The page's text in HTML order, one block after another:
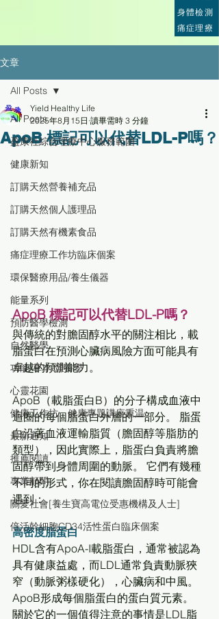
身體檢測
痛症理療
文章
All Posts
盈康社綜合理療中心服務範圍
健康新知
訂購天然營養補充品
訂購天然個人護理品
訂購天然有機素食品
痛症理療工作坊臨床個案
環保醫療用品/養生儀器
能量系列
預防醫學檢測
自然醫學
功能/草本/營養學
心靈花園
健康工作坊、健康專題講座重温
最新通知
推薦閱讀
專業顧問
關愛社會[養生寶高電位受惠機構及人士]
倍活幹細胞CD34活性蛋白臨床個案
All Posts
ApoB 標記可以代替LDL-P嗎？
Yield Healthy Life
2025年8月15日 讀畢需時 3 分鐘
ApoB 標記可以代替LDL-P嗎？
與傳統的對膽固醇水平的關注相比，載
脂蛋白在預測心臟病風險方面可能具有
卓越的預測能力。
ApoB（載脂蛋白B）的分子構成血液中
迴圈的每個脂蛋白外層的一部分。 脂蛋
白沿著血液運輸脂質（膽固醇等脂肪的
類型），因此實際上，脂蛋白負責將膽
固醇帶到身體周圍的動脈。 它們有幾種
不同的形式，你在閱讀膽固醇時可能會
遇到：
高密度脂蛋白
HDL含有ApoA-I載脂蛋白，通常被認為
具有健康益處，而LDL通常負責動脈狹
窄（動脈粥樣硬化），心臟病和中風。
ApoB形成每個脂蛋白的蛋白質元素。
關於它的一個值得注意的事情是LDL脂